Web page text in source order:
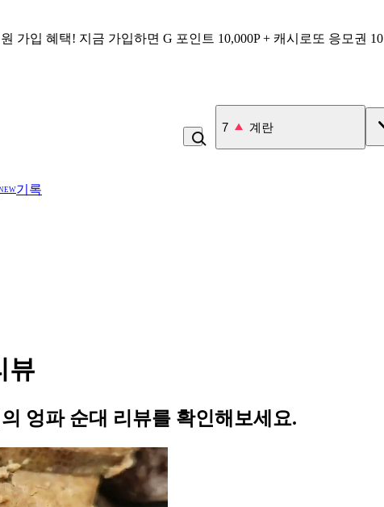
가입 혜택! 지금 가입하면 G 포인트 10,000P + 캐시로또 응모권
7 계란
기록
뷰
엉파 순대 리뷰를 확인해보세요.